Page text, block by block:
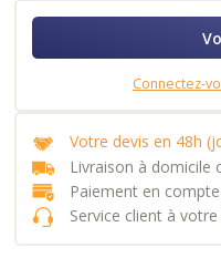
Connectez-
Votre devis en 48h
Livraison à domicile
Paiement en
Service client à